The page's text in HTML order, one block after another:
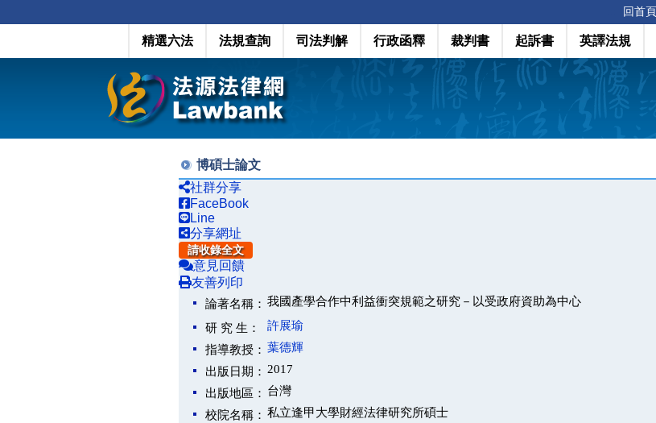
回首頁
精選六法 法規查詢 司法判解 行政函釋 裁判書 起訴書 英譯法規
博碩士論文
社群分享
FaceBook
Line
分享網址
請收錄全文
意見回饋
友善列印
論著名稱： 我國產學合作中利益衝突規範之研究－以受政府資助為中心
研 究 生：
許展瑜
指導教授： 葉德輝
出版日期： 2017
出版地區： 台灣
校院名稱： 私立逢甲大學財經法律研究所碩士